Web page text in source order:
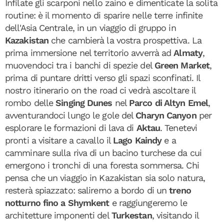
Infilate gli scarponi nello zaino e dimenticate la solita
routine: è il momento di sparire nelle terre infinite
dell'Asia Centrale, in un viaggio di gruppo in
Kazakistan che cambierà la vostra prospettiva. La
prima immersione nel territorio avverrà adAlmaty,
muovendoci tra i banchi di spezie del Green Market,
prima di puntare dritti verso gli spazi sconfinati. Il
nostro itinerario on the road ci vedrà ascoltare il
rombo delleSinging Dunes nel Parco di Altyn Emel,
avventurandoci lungo le gole del Charyn Canyonper
esplorare le formazioni di lava di Aktau. Tenetevi
pronti a visitare a cavallo il Lago Kaindye a
camminare sulla riva di un bacino turchese da cui
emergono i tronchi di una foresta sommersa. Chi
pensa che un viaggio in Kazakistan sia solo natura,
resterà spiazzato: saliremo a bordo di untreno
notturno fino a Shymkente raggiungeremo le
architetture imponenti del Turkestan, visitando il